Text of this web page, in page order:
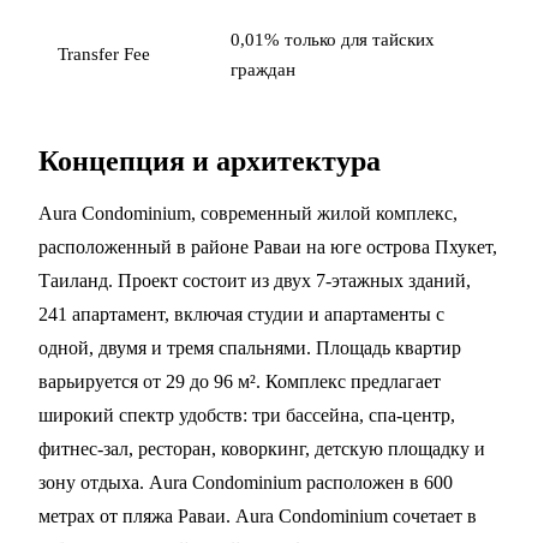
Transfer Fee
0,01% только для тайских
граждан
Концепция и архитектура
Aura Condominium, современный жилой комплекс,
расположенный в районе Раваи на юге острова Пхукет,
Таиланд. Проект состоит из двух 7-этажных зданий,
241 апартамент, включая студии и апартаменты с
одной, двумя и тремя спальнями. Площадь квартир
варьируется от 29 до 96 м². Комплекс предлагает
широкий спектр удобств: три бассейна, спа-центр,
фитнес-зал, ресторан, коворкинг, детскую площадку и
зону отдыха. Aura Condominium расположен в 600
метрах от пляжа Раваи. Aura Condominium сочетает в